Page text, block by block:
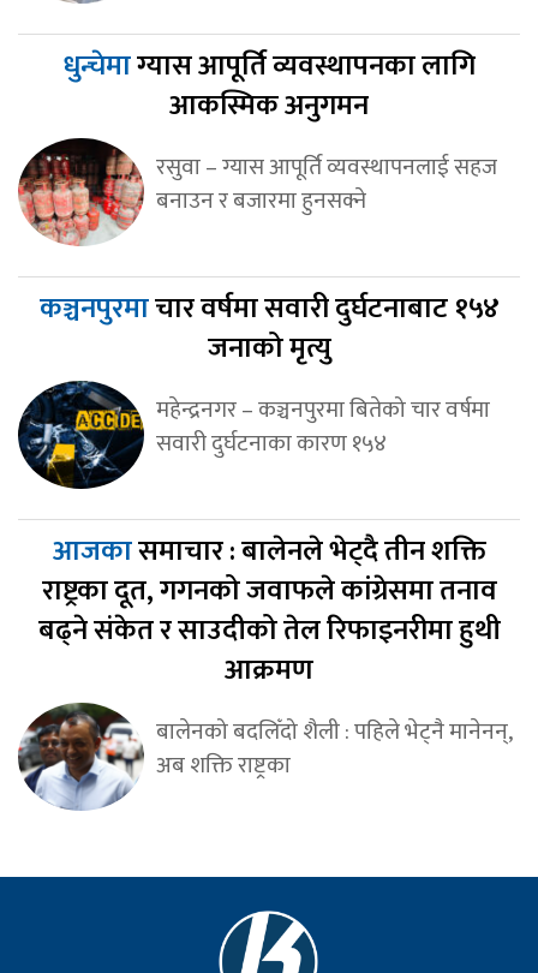
धुन्चेमाग्यास आपूर्ति व्यवस्थापनका लागि
आकस्मिक अनुगमन
रसुवा – ग्यास आपूर्ति व्यवस्थापनलाई सहज
बनाउन र बजारमा हुनसक्ने
कञ्चनपुरमाचार वर्षमा सवारी दुर्घटनाबाट १५४
जनाको मृत्यु
महेन्द्रनगर – कञ्चनपुरमा बितेको चार वर्षमा
सवारी दुर्घटनाका कारण १५४
आजकासमाचार : बालेनले भेट्दै तीन शक्ति
राष्ट्रका दूत, गगनको जवाफले कांग्रेसमा तनाव
बढ्ने संकेत र साउदीको तेल रिफाइनरीमा हुथी
आक्रमण
बालेनको बदलिँदो शैली : पहिले भेट्नै मानेनन्,
अब शक्ति राष्ट्रका